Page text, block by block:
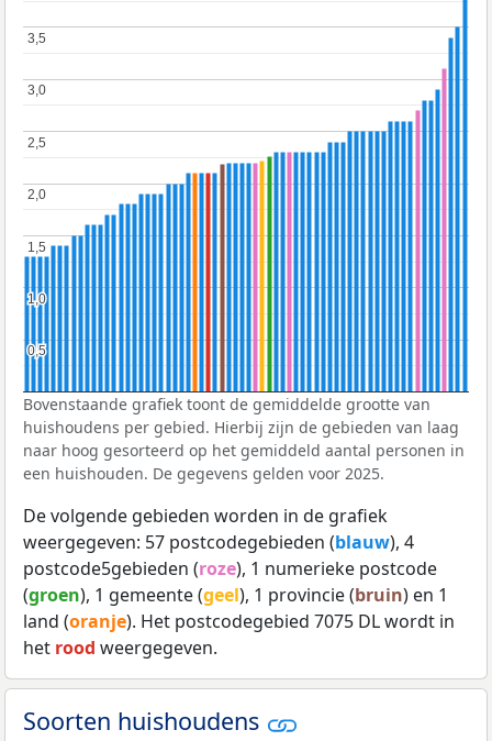
0,5
0,5
1,0
1,0
1,5
1,5
2,0
2,0
2,5
2,5
3,0
3,0
3,5
3,5
Bovenstaande grafiek toont de gemiddelde grootte van
huishoudens per gebied. Hierbij zijn de gebieden van laag
naar hoog gesorteerd op het gemiddeld aantal personen in
een huishouden. De gegevens gelden voor 2025.
De volgende gebieden worden in de grafiek
weergegeven: 57 postcodegebieden (blauw), 4
postcode5gebieden (roze), 1 numerieke postcode
(groen), 1 gemeente (geel), 1 provincie (bruin) en 1
land (oranje). Het postcodegebied 7075 DL wordt in
het rood weergegeven.
Soorten huishoudens